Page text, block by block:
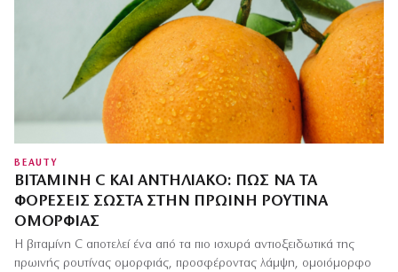
BEAUTY
ΒΙΤΑΜΊΝΗ C ΚΑΙ ΑΝΤΗΛΙΑΚΌ: ΠΏΣ ΝΑ ΤΑ
ΦΟΡΈΣΕΙΣ ΣΩΣΤΆ ΣΤΗΝ ΠΡΩΙΝΉ ΡΟΥΤΊΝΑ
ΟΜΟΡΦΙΆΣ
Η βιταμίνη C αποτελεί ένα από τα πιο ισχυρά αντιοξειδωτικά της
πρωινής ρουτίνας ομορφιάς, προσφέροντας λάμψη, ομοιόμορφο